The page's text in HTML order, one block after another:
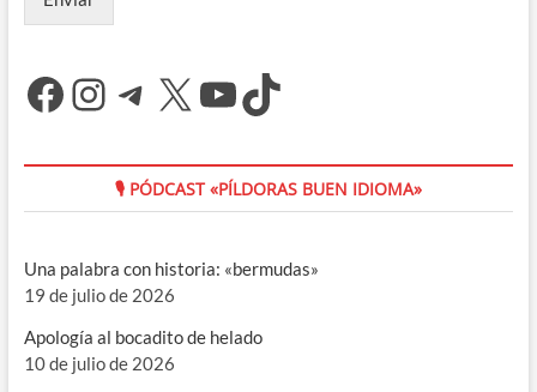
Facebook
Instagram
Telegram
X YouTube
TikTok
🎙 PÓDCAST «PÍLDORAS BUEN IDIOMA»
Una palabra con historia: «bermudas»
19 de julio de 2026
Apología al bocadito de helado
10 de julio de 2026